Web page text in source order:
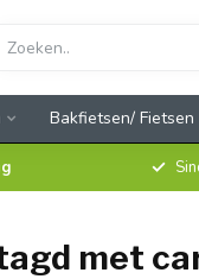
Bakfietsen/ Fietsen
met